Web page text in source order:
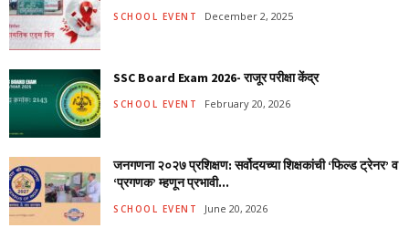
SCHOOL EVENT December 2, 2025
SSC Board Exam 2026- राजूर परीक्षा केंद्र
SCHOOL EVENT February 20, 2026
जनगणना २०२७ प्रशिक्षण: सर्वोदयच्या शिक्षकांची ‘फिल्ड ट्रेनर’ व
‘प्रगणक’ म्हणून प्रभावी...
SCHOOL EVENT June 20, 2026